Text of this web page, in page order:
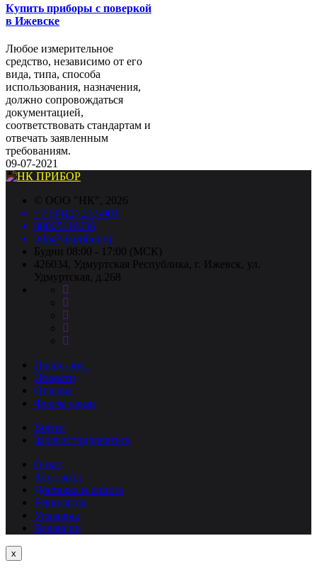
Купить приборы с поверкой
в Ижевске
Любое измерительное
средство, независимо от его
вида, типа, способа
использования, назначения,
должно сопровождаться
документацией,
соответствовать стандартам и
отвечать заявленным
требованиям.
09-07-2021
© ООО "НК", 2026
+7 (3412) 277-001
88005118036
info@nkpribor.ru
Будни 08:00 - 17:00 (МСК)
426034, Удмуртская Республика, г. Ижевск, ул.
Удмуртская, д.268
Прайс-лист
Новости
Отзывы
Форма связи
Войти
Зарегистрироваться
О нас
Контакты
Доставка и оплата
Реквизиты
Упаковка
Вакансии
x